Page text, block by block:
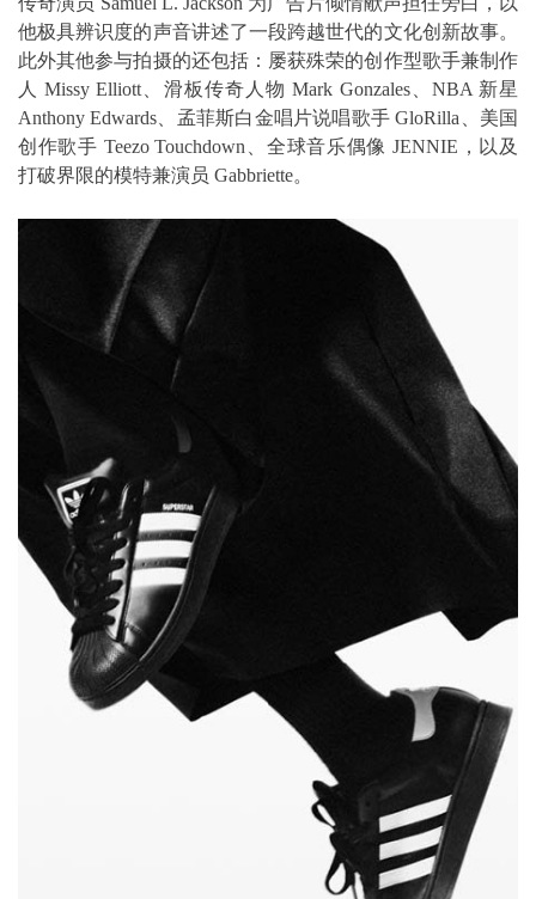
他极具辨识度的声音讲述了一段跨越世代的文化创新故事。
此外其他参与拍摄的还包括：屡获殊荣的创作型歌手兼制作
人 Missy Elliott、滑板传奇人物 Mark Gonzales、NBA 新星
Anthony Edwards、孟菲斯白金唱片说唱歌手 GloRilla、美国
创作歌手 Teezo Touchdown、全球音乐偶像 JENNIE，以及
打破界限的模特兼演员 Gabbriette。